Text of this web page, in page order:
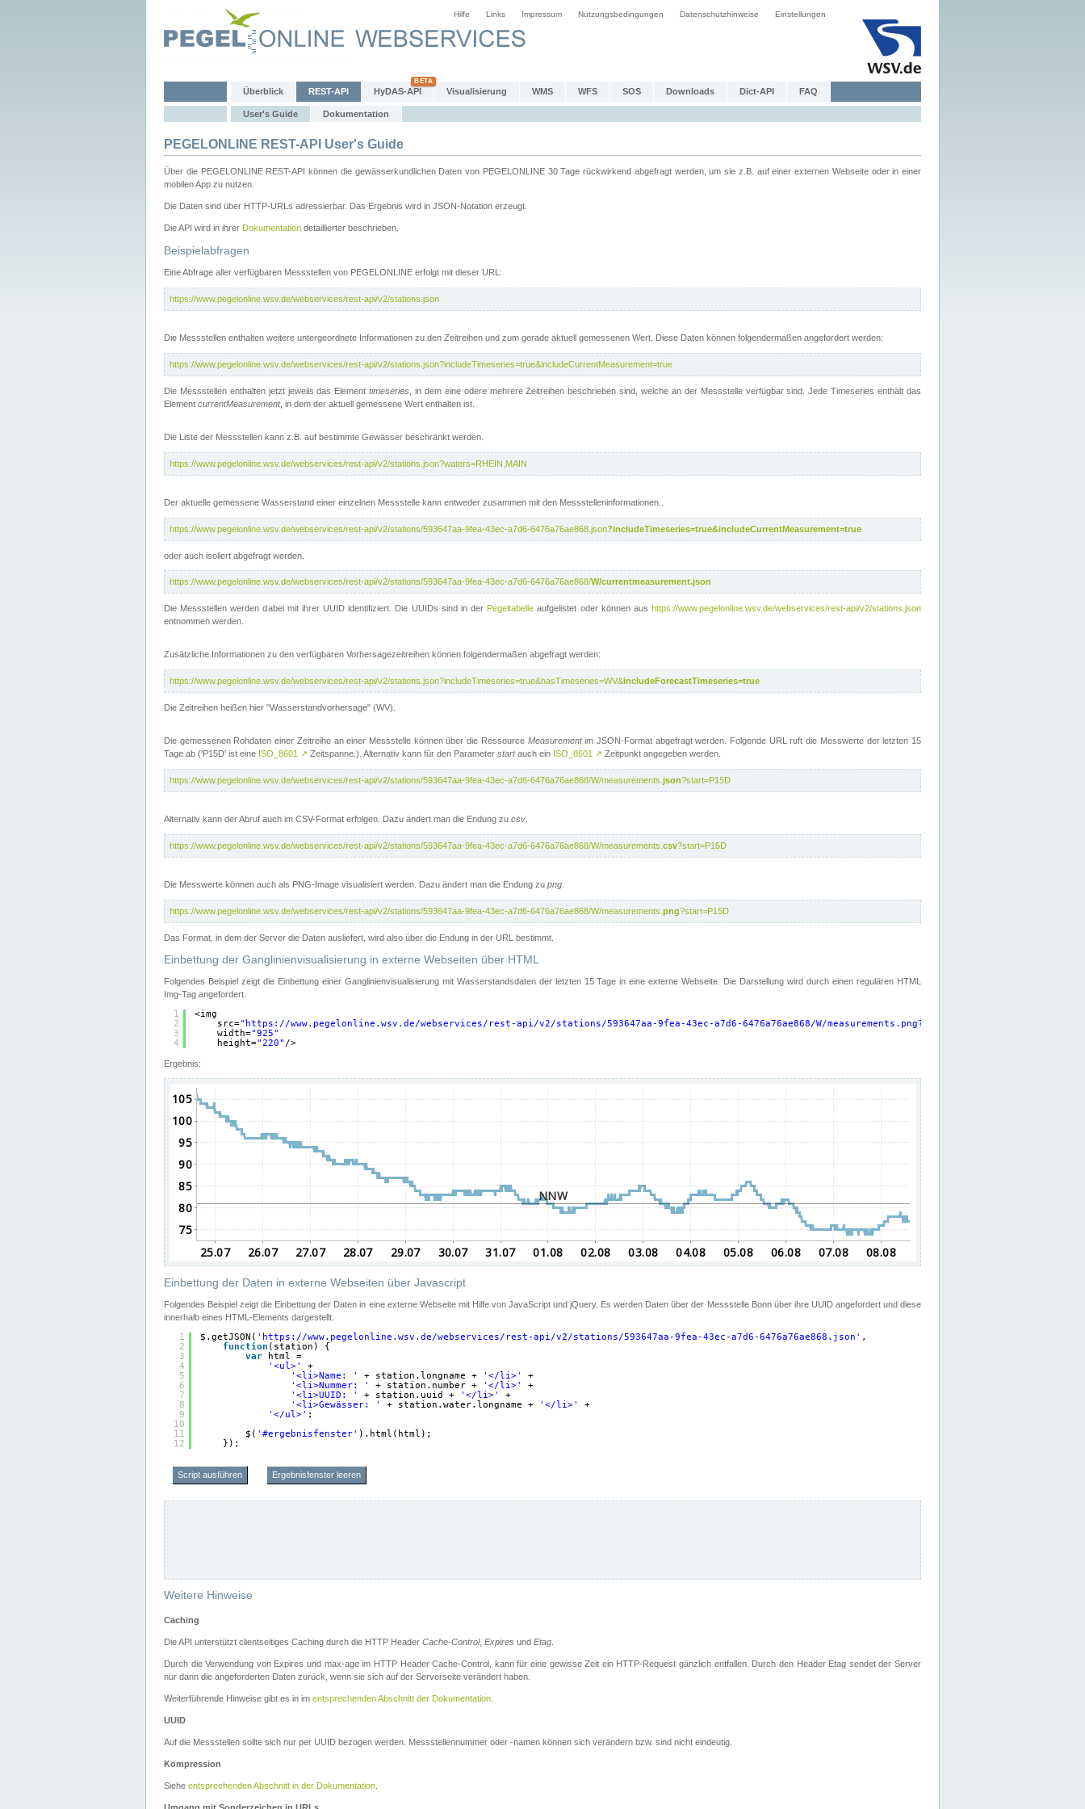
Hilfe Links Impressum Nutzungsbedingungen Datenschutzhinweise Einstellungen
Überblick REST-API HyDAS-API Visualisierung WMS WFS SOS Downloads Dict-API FAQ
User's Guide Dokumentation
PEGELONLINE REST-API User's Guide
Über die PEGELONLINE REST-API können die gewässerkundlichen Daten von PEGELONLINE 30 Tage rückwirkend abgefragt werden, um sie z.B. auf einer externen Webseite oder in einer
mobilen App zu nutzen.
Die Daten sind über HTTP-URLs adressierbar. Das Ergebnis wird in JSON-Notation erzeugt.
Die API wird in ihrer Dokumentation detaillierter beschrieben.
Beispielabfragen
Eine Abfrage aller verfügbaren Messstellen von PEGELONLINE erfolgt mit dieser URL:
https://www.pegelonline.wsv.de/webservices/rest-api/v2/stations.json
Die Messstellen enthalten weitere untergeordnete Informationen zu den Zeitreihen und zum gerade aktuell gemessenen Wert. Diese Daten können folgendermaßen angefordert werden:
https://www.pegelonline.wsv.de/webservices/rest-api/v2/stations.json?includeTimeseries=true&includeCurrentMeasurement=true
Die Messstellen enthalten jetzt jeweils das Elementtimeseries , in dem eine odere mehrere Zeitreihen beschrieben sind, welche an der Messstelle verfügbar sind. Jede Timeseries enthält das
Element currentMeasurement, in dem der aktuell gemessene Wert enthalten ist.
Die Liste der Messstellen kann z.B. auf bestimmte Gewässer beschränkt werden.
https://www.pegelonline.wsv.de/webservices/rest-api/v2/stations.json?waters=RHEIN,MAIN
Der aktuelle gemessene Wasserstand einer einzelnen Messstelle kann entweder zusammen mit den Messstelleninformationen..
https://www.pegelonline.wsv.de/webservices/rest-api/v2/stations/593647aa-9fea-43ec-a7d6-6476a76ae868.json?includeTimeseries=true&includeCurrentMeasurement=true
oder auch isoliert abgefragt werden.
https://www.pegelonline.wsv.de/webservices/rest-api/v2/stations/593647aa-9fea-43ec-a7d6-6476a76ae868/W/currentmeasurement.json
Die Messstellen werden dabei mit ihrer UUID identifiziert. Die UUIDs sind in der Pegeltabelle aufgelistet oder können aushttps://www.pegelonline.wsv.de/webservices/rest-api/v2/stations.json
entnommen werden.
Zusätzliche Informationen zu den verfügbaren Vorhersagezeitreihen können folgendermaßen abgefragt werden:
https://www.pegelonline.wsv.de/webservices/rest-api/v2/stations.json?includeTimeseries=true&hasTimeseries=WV&includeForecastTimeseries=true
Die Zeitreihen heißen hier "Wasserstandvorhersage" (WV).
Die gemessenen Rohdaten einer Zeitreihe an einer Messstelle können über die Ressource Measurementim JSON-Format abgefragt werden. Folgende URL ruft die Messwerte der letzten 15
Tage ab ('P15D' ist eine ISO_8601 ↗ Zeitspanne.). Alternativ kann für den Parameter startauch ein ISO_8601 ↗ Zeitpunkt angegeben werden.
https://www.pegelonline.wsv.de/webservices/rest-api/v2/stations/593647aa-9fea-43ec-a7d6-6476a76ae868/W/measurements. json?start=P15D
Alternativ kann der Abruf auch im CSV-Format erfolgen. Dazu ändert man die Endung zu csv
https://www.pegelonline.wsv.de/webservices/rest-api/v2/stations/593647aa-9fea-43ec-a7d6-6476a76ae868/W/measurements. csv?start=P15D
Die Messwerte können auch als PNG-Image visualisiert werden. Dazu ändert man die Endung zu png
https://www.pegelonline.wsv.de/webservices/rest-api/v2/stations/593647aa-9fea-43ec-a7d6-6476a76ae868/W/measurements. png?start=P15D
Das Format, in dem der Server die Daten ausliefert, wird also über die Endung in der URL bestimmt.
Einbettung der Ganglinienvisualisierung in externe Webseiten über HTML
Folgendes Beispiel zeigt die Einbettung einer Ganglinienvisualisierung mit Wasserstandsdaten der letzten 15 Tage in eine externe Webseite. Die Darstellung wird durch einen regulären HTML
Img-Tag angefordert.
1
2
3
4
<img
src=" https://www.pegelonline.wsv.de/webservices/rest-api/v2/stations/593647aa-9fea-43ec-a7d6-6476a76ae868/W/
width="925"
height="220" />
Ergebnis:
Einbettung der Daten in externe Webseiten über Javascript
Folgendes Beispiel zeigt die Einbettung der Daten in eine externe Webseite mit Hilfe von JavaScript und jQuery. Es werden Daten über der Messstelle Bonn über ihre UUID angefordert und diese
innerhalb eines HTML-Elements dargestellt.
1
2
3
4
5
6
7
8
9
10
11
12
$.getJSON( ' https://www.pegelonline.wsv.de/webservices/rest-api/v2/stations/593647aa-9fea-43ec-a7d6-6476a76ae868.json ' ,
function (station) {
var
html =
'<ul>'
+
'<li>Name: '
+ station.longname + '</li>'
+
'<li>Nummer: '
+ station.number + '</li>'
+
'<li>UUID: '
+ station.uuid + '</li>'
+
'<li>Gewässer: '
+ station.water.longname + '</li>'
+
'</ul>' ;
$( '#ergebnisfenster' ).html(html);
});
Script ausführen Ergebnisfenster leeren
Weitere Hinweise
Caching
Die API unterstützt clientseitiges Caching durch die HTTP Header Cache-Control, Expires und Etag.
Durch die Verwendung von Expires und max-age im HTTP Header Cache-Control, kann für eine gewisse Zeit ein HTTP-Request gänzlich entfallen. Durch den Header Etag sendet der Server
nur dann die angeforderten Daten zurück, wenn sie sich auf der Serverseite verändert haben.
Weiterführende Hinweise gibt es in im entsprechenden Abschnitt der Dokumentation.
UUID
Auf die Messstellen sollte sich nur per UUID bezogen werden. Messstellennummer oder -namen können sich verändern bzw. sind nicht eindeutig.
Kompression
Siehe entsprechenden Abschnitt in der Dokumentation.